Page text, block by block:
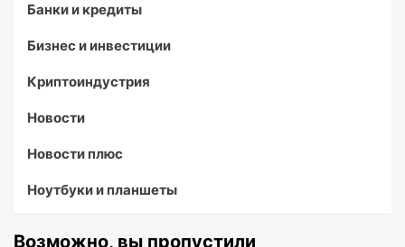
Банки и кредиты
Бизнес и инвестиции
Криптоиндустрия
Новости
Новости плюс
Ноутбуки и планшеты
Возможно, вы пропустили